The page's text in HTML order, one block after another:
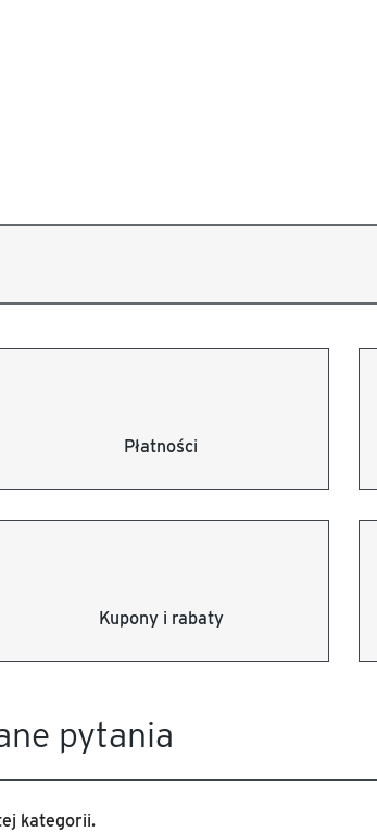
Płatności
Kupony i rabaty
pytania
kategorii.